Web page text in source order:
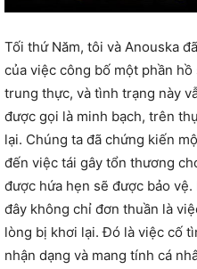
Tối thứ Năm, tôi và Anouska
của việc công bố một phần
trung thực, và tình trạng này
được gọi là minh bạch, trên
lại. Chúng ta đã chứng kiến
đến việc tái gây tổn thương
được hứa hẹn sẽ được bảo
đây không chỉ đơn thuần là
lòng bị khơi lại. Đó là việc cố
nhận dạng và mang tính cá